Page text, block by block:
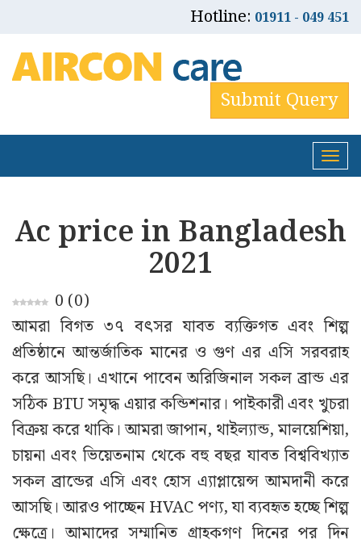
Hotline: 01911 - 049 451
Submit Query
Ac price in Bangladesh
2021
0 (0)
আমরা বিগত ৩৭ বৎসর যাবত ব্যক্তিগত এবং শিল্প
প্রতিষ্ঠানে আন্তর্জাতিক মানের ও গুণ এর এসি সরবরাহ
করে আসছি। এখানে পাবেন অরিজিনাল সকল ব্রান্ড এর
সঠিক BTU সমৃদ্ধ এয়ার কন্ডিশনার। পাইকারী এবং খুচরা
বিক্রয় করে থাকি। আমরা জাপান, থাইল্যান্ড, মালয়েশিয়া,
চায়না এবং ভিয়েতনাম থেকে বহু বছর যাবত বিশ্ববিখ্যাত
সকল ব্রান্ডের এসি এবং হোস এ্যাপ্লায়েন্স আমদানী করে
আসছি। আরও পাচ্ছেন HVAC পণ্য, যা ব্যবহৃত হচ্ছে শিল্প
ক্ষেত্রে। আমাদের সম্মানিত গ্রাহকগণ দিনের পর দিন